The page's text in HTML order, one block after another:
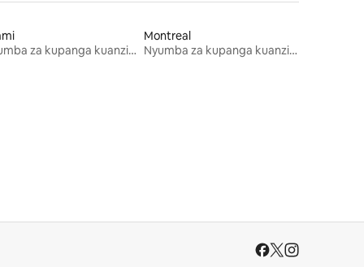
Nyumba za kupanga kuanzia mwezi mmoja
Montreal
Nyumba za kupanga kuanzia mwezi mmoja